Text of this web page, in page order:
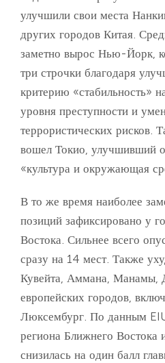
улучшили свои места
других городов Китая.
заметно вырос Нью-Йорк,
три строчки благодаря
критерию «стабильность»
уровня преступности и
террористических рисков.
вошел Токио, улучшивший
«культура и окружающая
В то же время наиболее
позиций зафиксировано у
Востока. Сильнее всего
сразу на 14 мест. Также
Кувейта, Аммана, Манамы,
европейских городов,
Люксембург. По данным
региона Ближнего
снизилась на один балл